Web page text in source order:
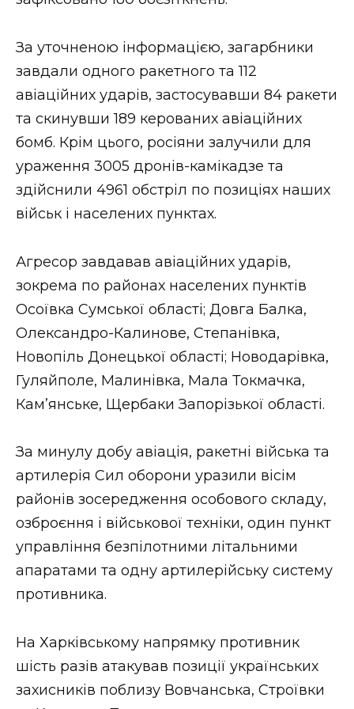
ВІДЕО
За уточненою інформацією, загарбники
завдали одного ракетного та 112
авіаційних ударів, застосувавши 84 ракети
та скинувши 189 керованих авіаційних
бомб. Крім цього, росіяни залучили для
ураження 3005 дронів-камікадзе та
здійснили 4961 обстріл по позиціях наших
військ і населених пунктах.
Агресор завдавав авіаційних ударів,
зокрема по районах населених пунктів
Осоївка Сумської області; Довга Балка,
Олександро-Калинове, Степанівка,
Новопіль Донецької області; Новодарівка,
Гуляйполе, Малинівка, Мала Токмачка,
Кам’янське, Щербаки Запорізької області.
За минулу добу авіація, ракетні війська та
артилерія Сил оборони уразили вісім
районів зосередження особового складу,
озброєння і військової техніки, один пункт
управління безпілотними літальними
апаратами та одну артилерійську систему
противника.
На Харківському напрямку противник
шість разів атакував позиції українських
захисників поблизу Вовчанська, Строївки